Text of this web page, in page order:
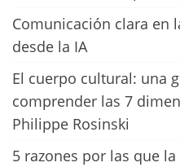
Comunicación clara en
desde la IA
El cuerpo cultural: una
comprender las 7
Philippe Rosinski
5 razones por las que